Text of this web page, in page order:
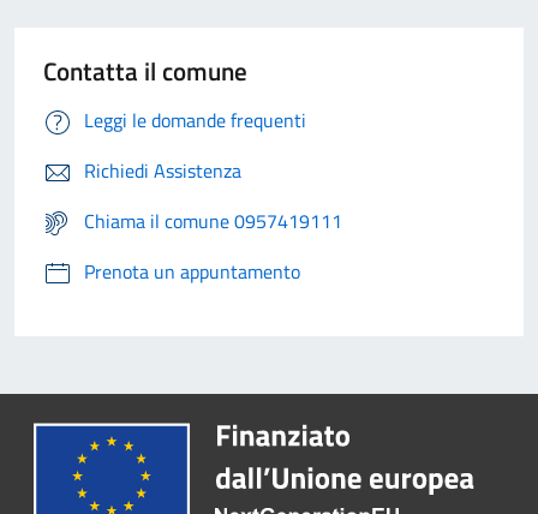
Contatta il comune
Leggi le domande frequenti
Richiedi Assistenza
Chiama il comune 0957419111
Prenota un appuntamento